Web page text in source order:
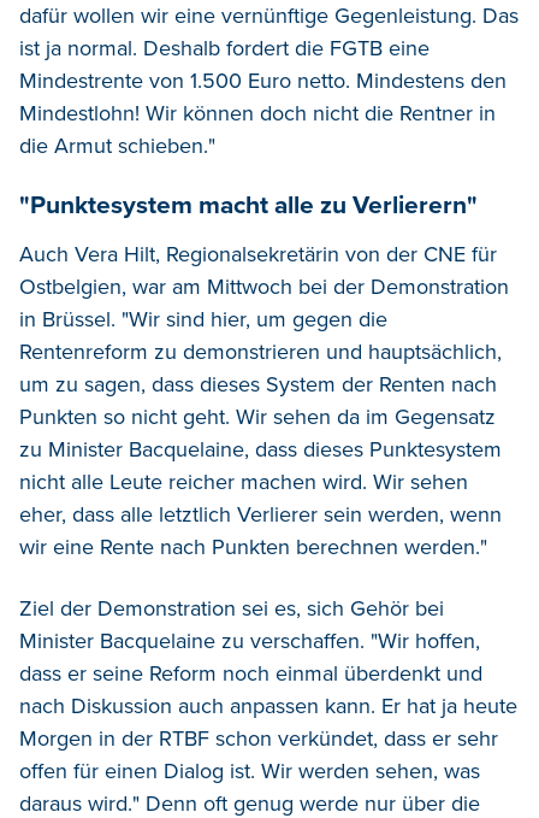
dafür wollen wir eine vernünftige Gegenleistung. Das
ist ja normal. Deshalb fordert die FGTB eine
Mindestrente von 1.500 Euro netto. Mindestens den
Mindestlohn! Wir können doch nicht die Rentner in
die Armut schieben."
"Punktesystem macht alle zu Verlierern"
Auch Vera Hilt, Regionalsekretärin von der CNE für
Ostbelgien, war am Mittwoch bei der Demonstration
in Brüssel. "Wir sind hier, um gegen die
Rentenreform zu demonstrieren und hauptsächlich,
um zu sagen, dass dieses System der Renten nach
Punkten so nicht geht. Wir sehen da im Gegensatz
zu Minister Bacquelaine, dass dieses Punktesystem
nicht alle Leute reicher machen wird. Wir sehen
eher, dass alle letztlich Verlierer sein werden, wenn
wir eine Rente nach Punkten berechnen werden."
Ziel der Demonstration sei es, sich Gehör bei
Minister Bacquelaine zu verschaffen. "Wir hoffen,
dass er seine Reform noch einmal überdenkt und
nach Diskussion auch anpassen kann. Er hat ja heute
Morgen in der RTBF schon verkündet, dass er sehr
offen für einen Dialog ist. Wir werden sehen, was
daraus wird." Denn oft genug werde nur über die